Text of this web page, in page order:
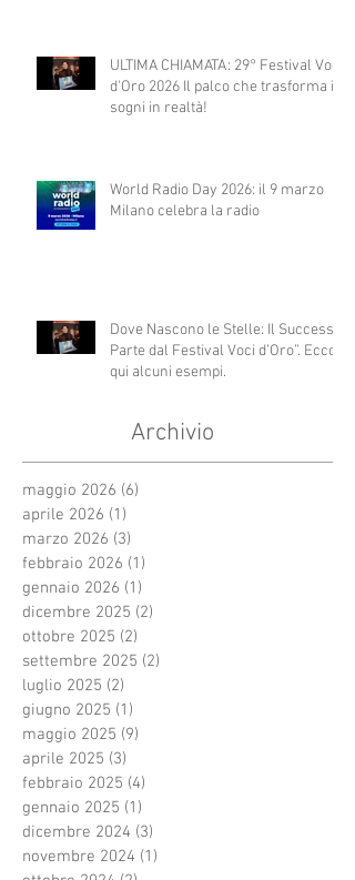
ULTIMA CHIAMATA: 29° Festival Voci
d'Oro 2026 Il palco che trasforma i
sogni in realtà!
World Radio Day 2026: il 9 marzo
Milano celebra la radio
Dove Nascono le Stelle: Il Successo
Parte dal Festival Voci d’Oro”. Ecco
qui alcuni esempi.
Archivio
maggio 2026 (6)
aprile 2026 (1)
marzo 2026 (3)
febbraio 2026 (1)
gennaio 2026 (1)
dicembre 2025 (2)
ottobre 2025 (2)
settembre 2025 (2)
luglio 2025 (2)
giugno 2025 (1)
maggio 2025 (9)
aprile 2025 (3)
febbraio 2025 (4)
gennaio 2025 (1)
dicembre 2024 (3)
novembre 2024 (1)